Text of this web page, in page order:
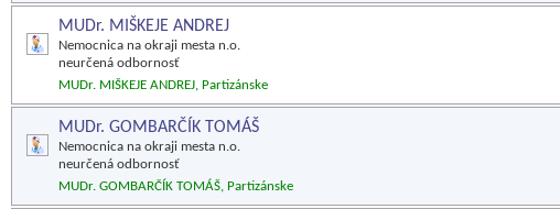
MUDr. MIŠKEJE ANDREJ
Nemocnica na okraji mesta n.o.
neurčená odbornosť
MUDr. MIŠKEJE ANDREJ, Partizánske
MUDr. GOMBARČÍK TOMÁŠ
Nemocnica na okraji mesta n.o.
neurčená odbornosť
MUDr. GOMBARČÍK TOMÁŠ, Partizánske